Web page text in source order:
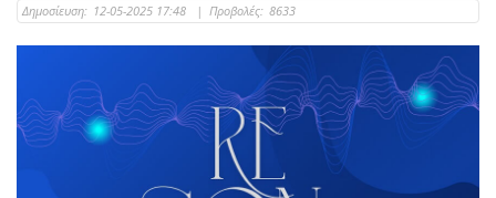
Δημοσίευση: 12-05-2025 17:48 | Προβολές: 8633